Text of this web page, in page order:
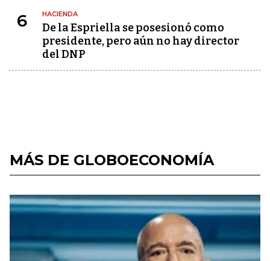
6 HACIENDA
De la Espriella se posesionó como
presidente, pero aún no hay director
del DNP
MÁS DE GLOBOECONOMÍA